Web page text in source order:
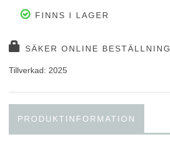
FINNS I LAGER
SÄKER ONLINE BESTÄLLNING
Tillverkad: 2025
PRODUKTINFORMATION